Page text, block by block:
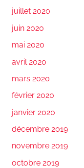
juillet 2020
juin 2020
mai 2020
avril 2020
mars 2020
février 2020
janvier 2020
décembre 2019
novembre 2019
octobre 2019